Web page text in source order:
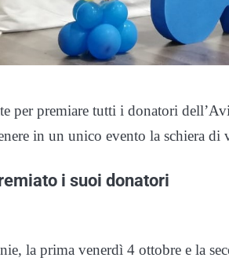
per premiare tutti i donatori
in un unico evento la schiera di
i suoi donatori
la prima venerdì 4 ottobre e la